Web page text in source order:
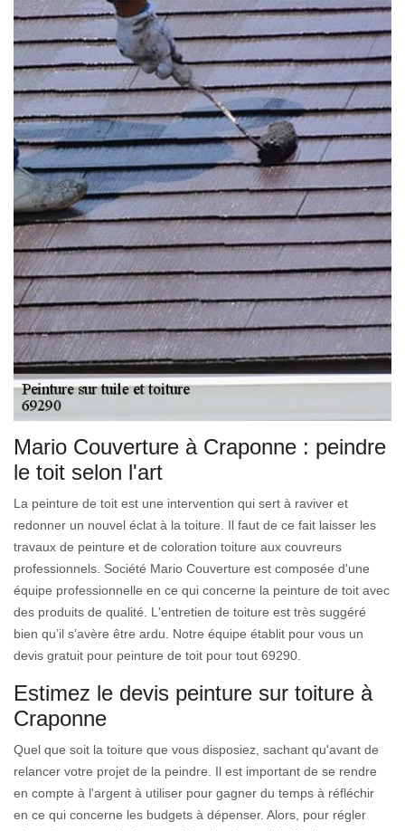
Mario Couverture à Craponne : peindre
le toit selon l'art
La peinture de toit est une intervention qui sert à raviver et
redonner un nouvel éclat à la toiture. Il faut de ce fait laisser les
travaux de peinture et de coloration toiture aux couvreurs
professionnels. Société Mario Couverture est composée d'une
équipe professionnelle en ce qui concerne la peinture de toit avec
des produits de qualité. L'entretien de toiture est très suggéré
bien qu’il s’avère être ardu. Notre équipe établit pour vous un
devis gratuit pour peinture de toit pour tout 69290.
Estimez le devis peinture sur toiture à
Craponne
Quel que soit la toiture que vous disposiez, sachant qu'avant de
relancer votre projet de la peindre. Il est important de se rendre
en compte à l'argent à utiliser pour gagner du temps à réfléchir
en ce qui concerne les budgets à dépenser. Alors, pour régler